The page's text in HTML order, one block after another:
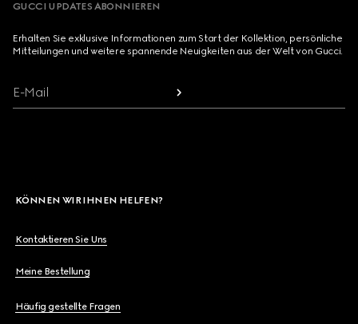
GUCCI UPDATES ABONNIEREN
Erhalten Sie exklusive Informationen zum Start der Kollektion, persönliche
Mitteilungen und weitere spannende Neuigkeiten aus der Welt von Gucci.
E-Mail
KÖNNEN WIR IHNEN HELFEN?
Kontaktieren Sie Uns
Meine Bestellung
Häufig gestellte Fragen